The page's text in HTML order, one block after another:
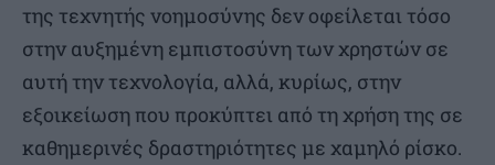
της τεχνητής νοημοσύνης δεν οφείλεται τόσο
στην αυξημένη εμπιστοσύνη των χρηστών σε
αυτή την τεχνολογία, αλλά, κυρίως, στην
εξοικείωση που προκύπτει από τη χρήση της σε
καθημερινές δραστηριότητες με χαμηλό ρίσκο.